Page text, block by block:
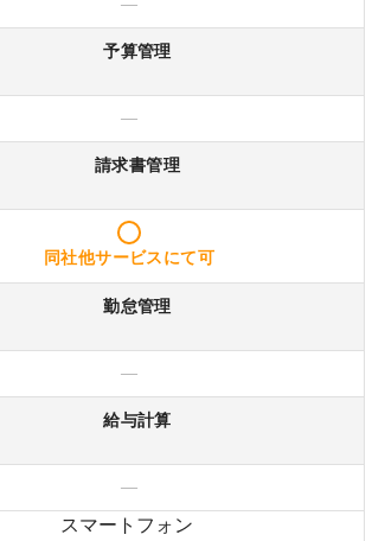
—
予算管理
—
請求書管理
同社他サービスにて可
勤怠管理
—
給与計算
—
スマートフォン